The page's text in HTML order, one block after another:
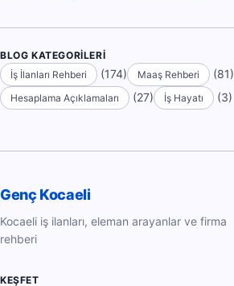
BLOG KATEGORILERI
İş İlanları Rehberi
(174) Maaş Rehberi (81)
Hesaplama Açıklamaları (27) İş Hayatı (3)
Genç Kocaeli
Kocaeli iş ilanları, eleman arayanlar ve firma
rehberi
KEŞFET